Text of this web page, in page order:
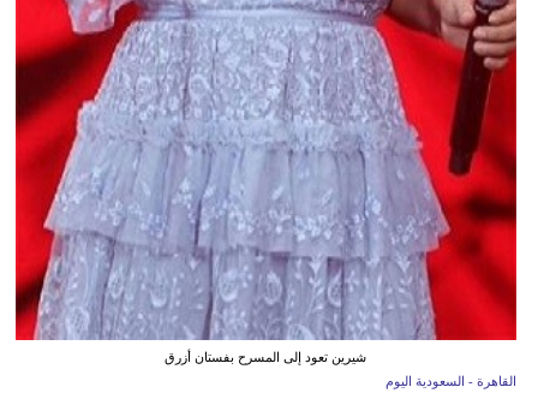
شيرين تعود إلى المسرح بفستان أزرق
القاهرة - السعودية اليوم